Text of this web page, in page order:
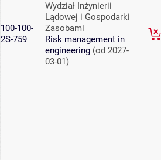
100-100-
2S-759
Wydział Inżynierii
Lądowej i Gospodarki
Zasobami
Risk management in
engineering (od 2027-
03-01)